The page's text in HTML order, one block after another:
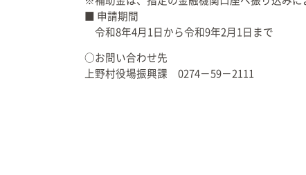
■ 申請期間
令和8年4月1日から令和9年2月1日まで
○お問い合わせ先
上野村役場振興課 0274－59－2111